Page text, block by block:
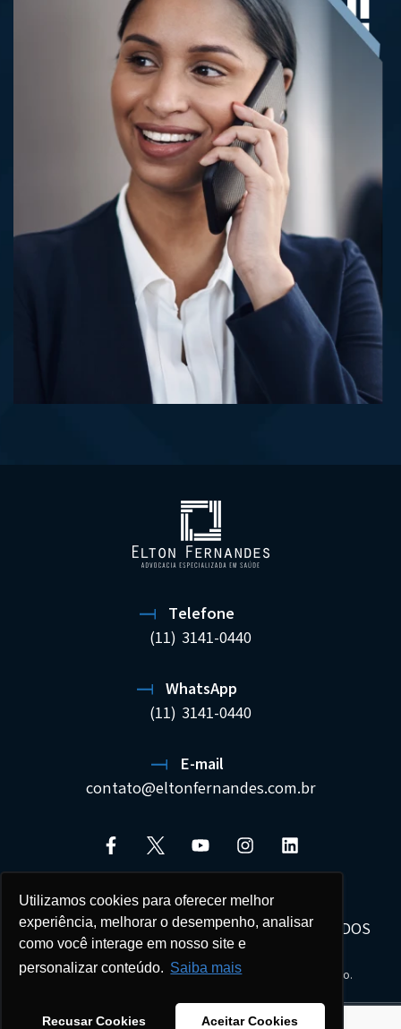
Utilizamos cookies para oferecer melhor
experiência, melhorar o desempenho, analisar
como você interage em nosso site e
personalizar conteúdo. Saiba mais
Recusar Cookies Aceitar Cookies
Telefone
(11) 3141-0440
WhatsApp
(11) 3141-0440
E-mail
contato@eltonfernandes.com.br
ELTON FERNANDES SOCIEDADE DE ADVOGADOS
22.692.544/0001-02
Seus dados estão protegidos e tratados com sigilo.
Todos os direitos reservados - Copyright © 2026